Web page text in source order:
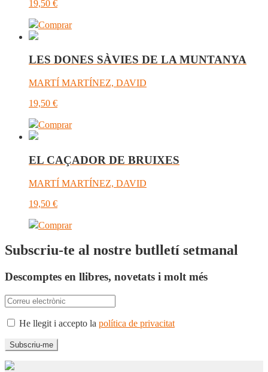
19,50 €
Comprar
LES DONES SÀVIES DE LA MUNTANYA
MARTÍ MARTÍNEZ, DAVID
19,50 €
Comprar
EL CAÇADOR DE BRUIXES
MARTÍ MARTÍNEZ, DAVID
19,50 €
Comprar
Subscriu-te al nostre butlletí setmanal
Descomptes en llibres, novetats i molt més
He llegit i accepto la política de privacitat